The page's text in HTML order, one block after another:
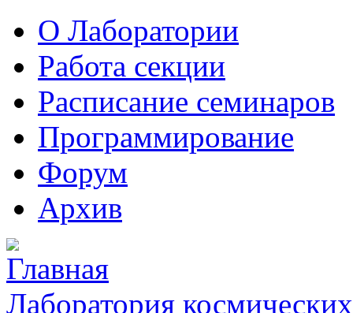
О Лаборатории
Работа секции
Расписание семинаров
Программирование
Форум
Архив
Лаборатория